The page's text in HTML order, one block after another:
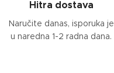
Hitra dostava
Naručite danas, isporuka je
u naredna 1-2 radna dana.